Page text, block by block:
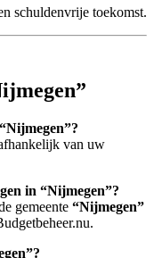
schuldenvrije toekomst.
van uw
in “Nijmegen”?
gemeente “Nijmegen”